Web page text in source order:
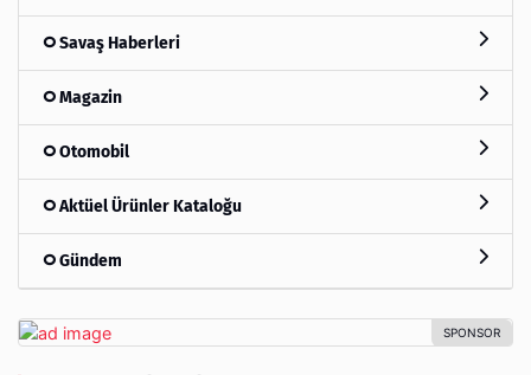
Savaş Haberleri
Magazin
Otomobil
Aktüel Ürünler Kataloğu
Gündem